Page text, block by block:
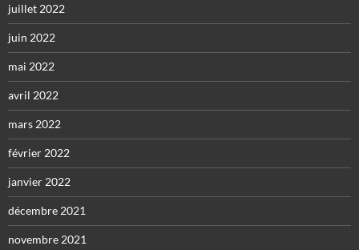
juillet 2022
juin 2022
mai 2022
avril 2022
mars 2022
février 2022
janvier 2022
décembre 2021
novembre 2021